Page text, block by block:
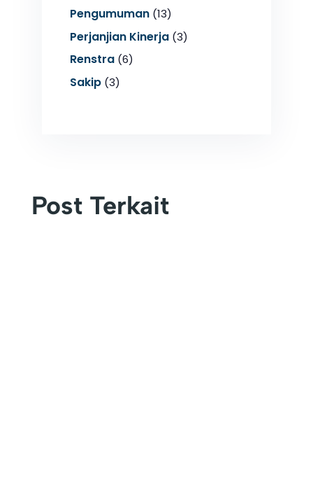
Pengumuman(13)
Perjanjian Kinerja(3)
Renstra(6)
Sakip(3)
Post Terkait